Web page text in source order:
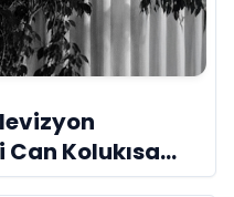
Can Kolukısa